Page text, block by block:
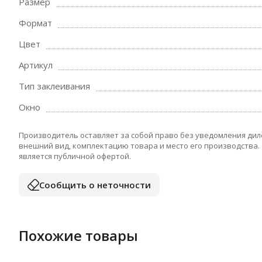
Формат
Цвет
Артикул
Тип заклеивания
Окно
Производитель оставляет за собой право без уведомления
внешний вид, комплектацию товара и место его
является публичной офертой.
Сообщить о неточности
Похожие товары